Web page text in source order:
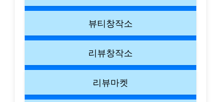
뷰티창작소
리뷰창작소
리뷰마켓